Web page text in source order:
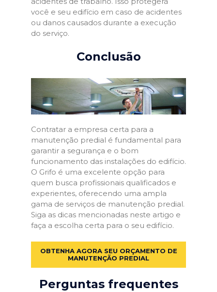
você e seu edifício em caso de acidentes
ou danos causados durante a execução
do serviço.
Conclusão
Contratar a empresa certa para a
manutenção predial é fundamental para
garantir a segurança e o bom
funcionamento das instalações do edifício.
O Grifo é uma excelente opção para
quem busca profissionais qualificados e
experientes, oferecendo uma ampla
gama de serviços de manutenção predial.
Siga as dicas mencionadas neste artigo e
faça a escolha certa para o seu edifício.
OBTENHA AGORA SEU ORÇAMENTO DE
MANUTENÇÃO PREDIAL
Perguntas frequentes